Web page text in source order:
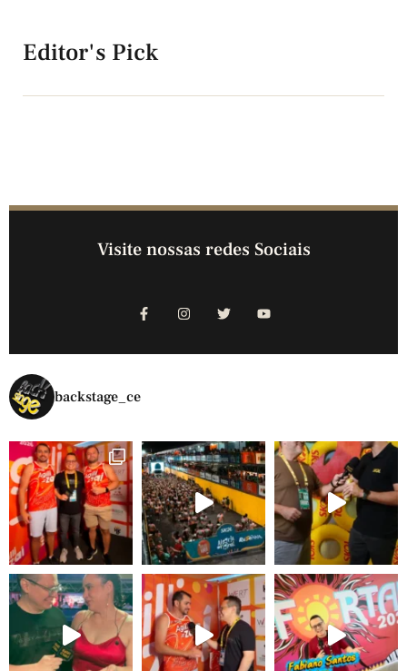
Editor's Pick
Visite nossas redes Sociais
backstage_ce